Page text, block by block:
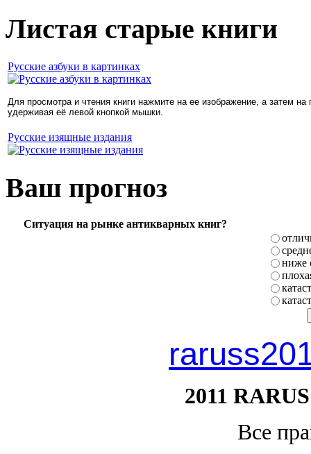
Листая старые книги
Русские азбуки в картинках
Для просмотра и чтения книги нажмите на ее изображение, а затем
удерживая её левой кнопкой мышки.
Русские изящные издания
Ваш прогноз
Ситуация на рынке антикварных книг?
ниже
2011
Все